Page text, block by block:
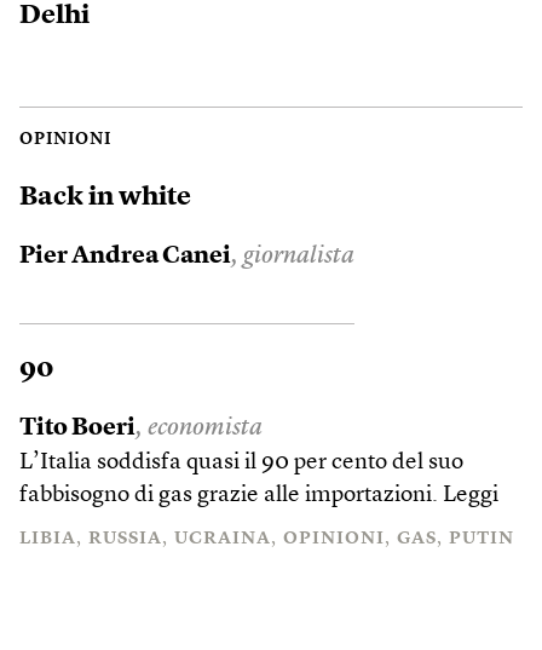
Delhi
OPINIONI
Back in white
Pier Andrea Canei, giornalista
90
Tito Boeri, economista
L’Italia soddisfa quasi il 90 per cento del suo
fabbisogno di gas grazie alle importazioni. Leggi
LIBIA RUSSIA UCRAINA OPINIONI GAS PUTIN